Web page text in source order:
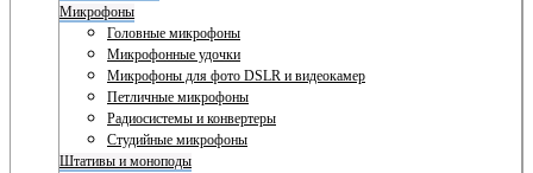
Микрофоны
Головные микрофоны
Микрофонные удочки
Микрофоны для фото DSLR и видеокамер
Петличные микрофоны
Радиосистемы и конвертеры
Студийные микрофоны
Штативы и моноподы